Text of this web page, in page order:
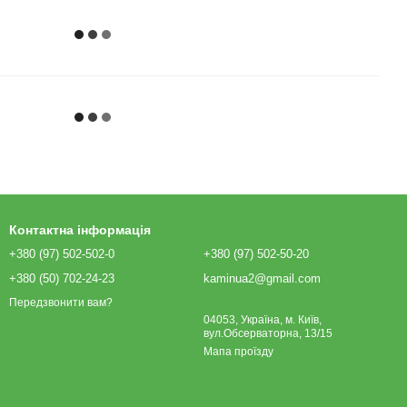
Контактна інформація
+380 (97) 502-502-0
+380 (50) 702-24-23
Передзвонити вам?
+380 (97) 502-50-20
kaminua2@gmail.com
04053, Україна, м. Київ,
вул.Обсерваторна, 13/15
Мапа проїзду